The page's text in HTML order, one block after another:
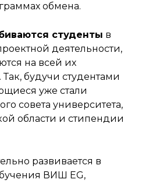
обмена.
студенты в
деятельности,
на всей их
будучи студентами
уже стали
совета университета,
области и стипендии
развивается в
ВИШ EG,